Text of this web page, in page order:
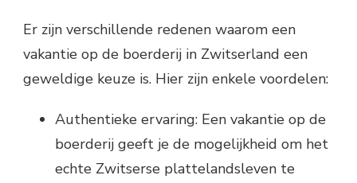
Er zijn verschillende redenen waarom een
vakantie op de boerderij in Zwitserland een
geweldige keuze is. Hier zijn enkele voordelen:
Authentieke ervaring: Een vakantie op de
boerderij geeft je de mogelijkheid om het
echte Zwitserse plattelandsleven te